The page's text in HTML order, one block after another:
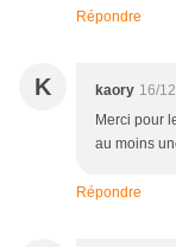
Répondre
K kaory 16/
Merci pour
au moins
Répondre